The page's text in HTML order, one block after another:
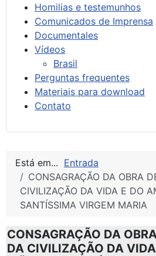
Homilias e testemunhos
Comunicados de Imprensa
Documentales
Vídeos
Brasil
Perguntas frequentes
Materiais para download
Contato
Está em... Entrada
CONSAGRAÇÃO DA OBRA
CIVILIZAÇÃO DA VIDA E DO
SANTÍSSIMA VIRGEM MARIA
CONSAGRAÇÃO DA
DA CIVILIZAÇÃO DA